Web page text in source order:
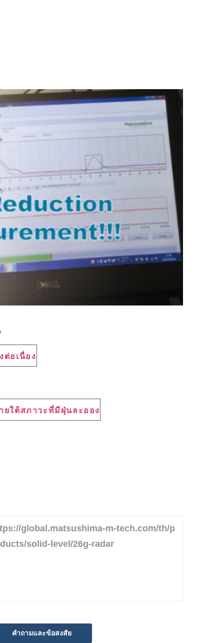
ต่อเนื่อง
ยใต้สภาวะที่มีฝุ่นละออง
global.matsushima-m-tech.com/th/p
solid-level/26g-radar
คำถามและข้อสงสัย